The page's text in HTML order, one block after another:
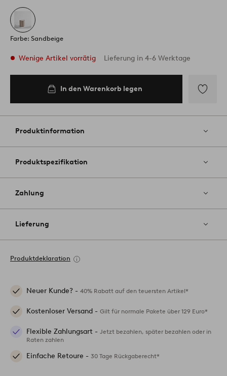
Farbe: Sandbeige
Wenige Artikel vorrätig Lieferung in 4-6 Werktage
In den Warenkorb legen
Favoriten
Produktinformation
Produktspezifikation
Zahlung
Lieferung
Produktdeklaration
Neuer Kunde? - 40% Rabatt auf den teuersten Artikel*
Kostenloser Versand - Gilt für normale Pakete über 129 Euro*
Flexible Zahlungsart - Jetzt bezahlen, später bezahlen oder in
Raten zahlen
Einfache Retoure - 30 Tage Rückgaberecht*